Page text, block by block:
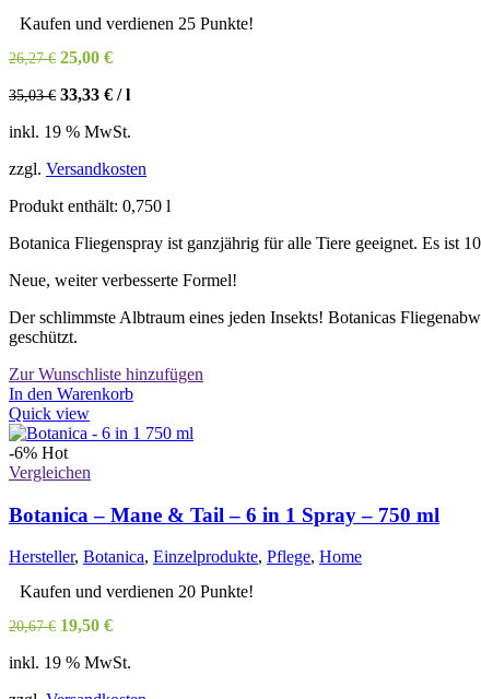
Kaufen und verdienen 25 Punkte!
26,27€ Ursprünglicher
war:
25,00 €Aktueller
ist:
35,03€ 33,33 € /l
inkl. 19 % MwSt.
zzgl. Versandkosten
Produkt enthält: 0,750 l
Botanica Fliegenspray ist ganzjährig für alle Tiere geeignet. Es ist
Neue, weiter verbesserte Formel!
Der schlimmste Albtraum eines jeden Insekts! Botanicas
geschützt.
Zur Wunschliste hinzufügen
In den Warenkorb
Quick view
-6% Hot
Vergleichen
Botanica – Mane & Tail – 6 in 1 Spray – 750 ml
Hersteller, Botanica, Einzelprodukte, Pflege, Home
Kaufen und verdienen 20 Punkte!
20,67€ Ursprünglicher
war:
19,50 €Aktueller
ist:
inkl. 19 % MwSt.